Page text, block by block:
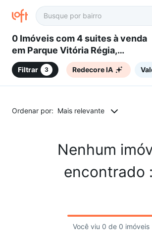
0 Imóveis com 4 suites à venda
em Parque Vitória Régia,
Sorocaba, SP
Filtrar 3 Redecore IA
Ordenar por: Mais relevante
Nenhum
encontrado
Você viu 0 de 0 imóveis